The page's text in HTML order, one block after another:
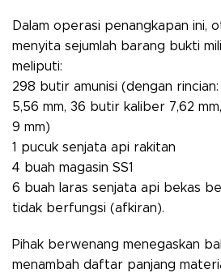
Dalam operasi penangkapan ini,
menyita sejumlah barang bukti
meliputi:
​298 butir amunisi (dengan
5,56 mm, 36 butir kaliber 7,62
9 mm)
​1 pucuk senjata api rakitan
​4 buah magasin SS1
​6 buah laras senjata api bekas
tidak berfungsi (afkiran).
Pihak berwenang menegaskan
menambah daftar panjang